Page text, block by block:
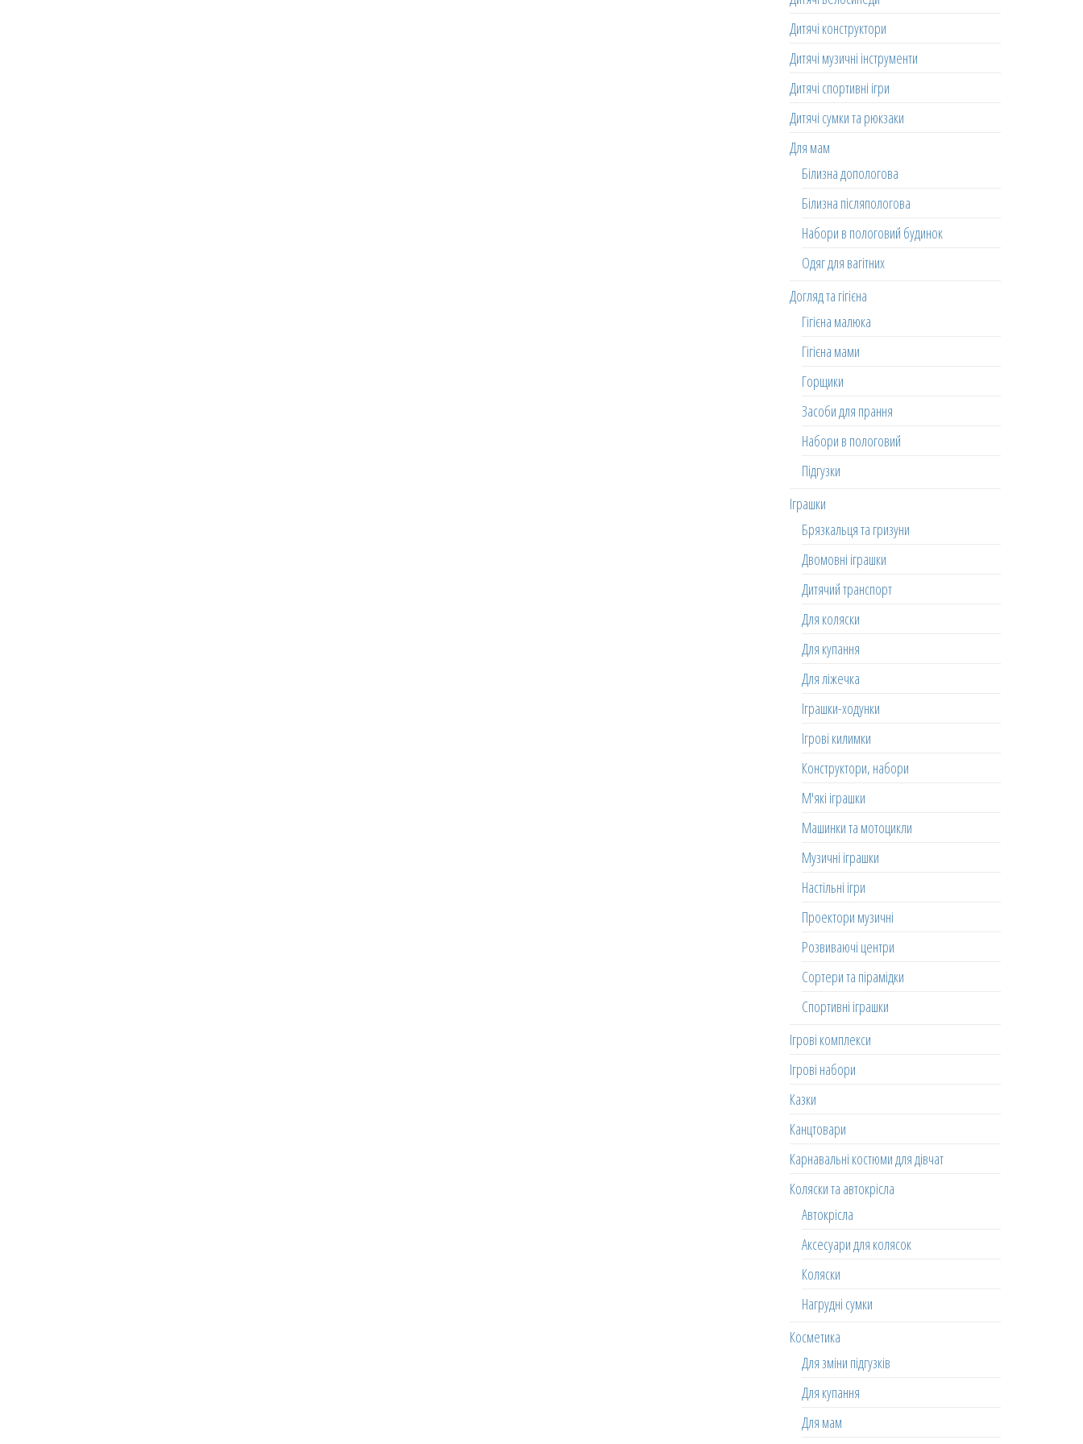
Дитячі конструктори
Дитячі музичні інструменти
Дитячі спортивні ігри
Дитячі сумки та рюкзаки
Для мам
Білизна допологова
Білизна післяпологова
Набори в пологовий будинок
Одяг для вагітних
Догляд та гігієна
Гігієна малюка
Гігієна мами
Горщики
Засоби для прання
Набори в пологовий
Підгузки
Іграшки
Брязкальця та гризуни
Двомовні іграшки
Дитячий транспорт
Для коляски
Для купання
Для ліжечка
Іграшки-ходунки
Ігрові килимки
Конструктори, набори
М'які іграшки
Машинки та мотоцикли
Музичні іграшки
Настільні ігри
Проектори музичні
Розвиваючі центри
Сортери та пірамідки
Спортивні іграшки
Ігрові комплекси
Ігрові набори
Казки
Канцтовари
Карнавальні костюми для дівчат
Коляски та автокрісла
Автокрісла
Аксесуари для колясок
Коляски
Нагрудні сумки
Косметика
Для зміни підгузків
Для купання
Для мам